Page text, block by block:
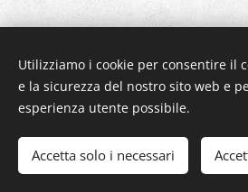
Webnode
Utilizziamo i cookie per consentire il
e la sicurezza del nostro sito web e
esperienza utente possibile.
Accetta solo i necessari